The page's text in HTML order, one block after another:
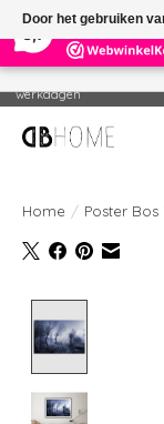
Geproduceerd in eigen
werkdagen
Home / Poster
Door het gebruiken
cookies om onze